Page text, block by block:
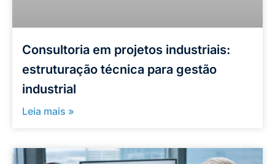
Consultoria em projetos industriais:
estruturação técnica para gestão
industrial
Leia mais »